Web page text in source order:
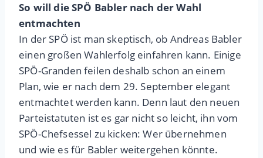
So will die SPÖ Babler nach der Wahl
entmachten
In der SPÖ ist man skeptisch, ob Andreas Babler
einen großen Wahlerfolg einfahren kann. Einige
SPÖ-Granden feilen deshalb schon an einem
Plan, wie er nach dem 29. September elegant
entmachtet werden kann. Denn laut den neuen
Parteistatuten ist es gar nicht so leicht, ihn vom
SPÖ-Chefsessel zu kicken: Wer übernehmen
und wie es für Babler weitergehen könnte.